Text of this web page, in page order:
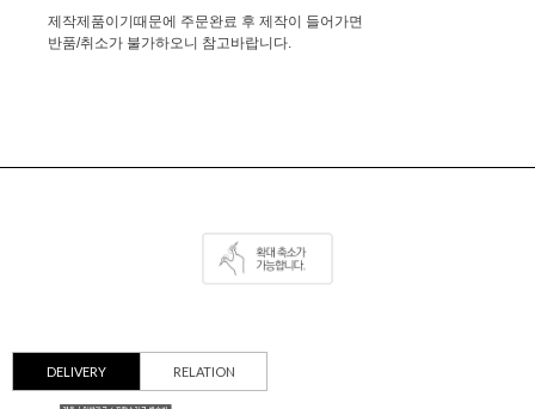
제작제품이기때문에 주문완료 후 제작이 들어가면
반품/취소가 불가하오니 참고바랍니다.
DELIVERY RELATION